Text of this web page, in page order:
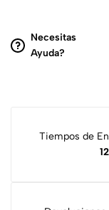
Necesitas
Ayuda?
Tiempos de